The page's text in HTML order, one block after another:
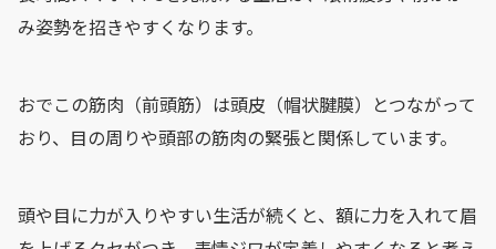
み姿勢を招きやすくなります。
おでこの筋肉（前頭筋）は頭皮（帽状腱膜）とつながって
おり、目の周りや頭部の筋肉の緊張と関係しています。
頭や目に力が入りやすい生活が続くと、額に力を入れて眉